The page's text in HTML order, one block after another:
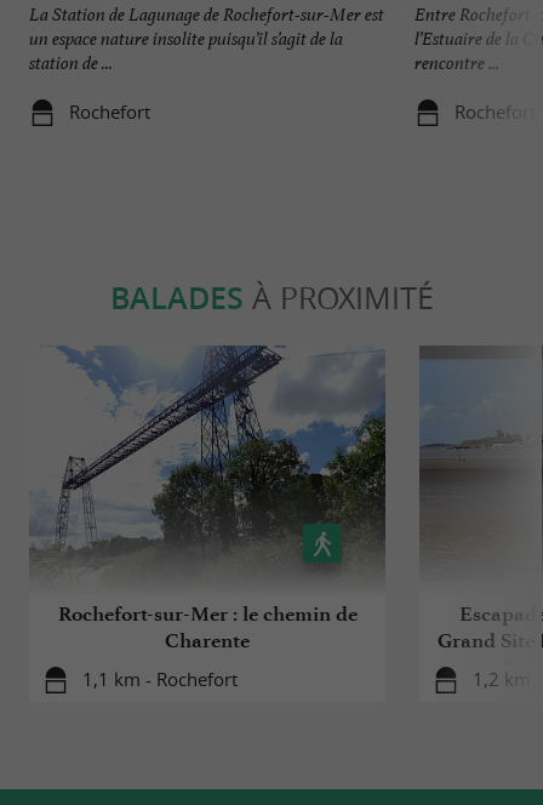
La Station de Lagunage de Rochefort-sur-Mer est
un espace nature insolite puisqu’il s’agit de la
station de ...
Rochefort
Entre Rochefort
l’Estuaire de la
rencontre ...
Rochefort
BALADES À PROXIMITÉ
Rochefort-sur-Mer : le chemin de
Charente
1,1 km - Rochefort
Grand Site
1,2 km